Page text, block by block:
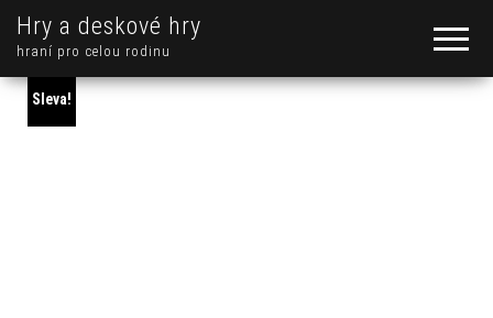
Hry a deskové hry
hraní pro celou rodinu
Sleva!